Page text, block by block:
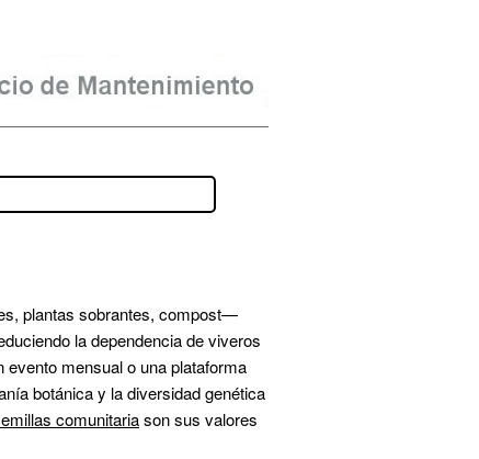
plantas sobrantes, compost—
la dependencia de viveros
mensual o una plataforma
botánica y la diversidad genética
comunitaria son sus valores